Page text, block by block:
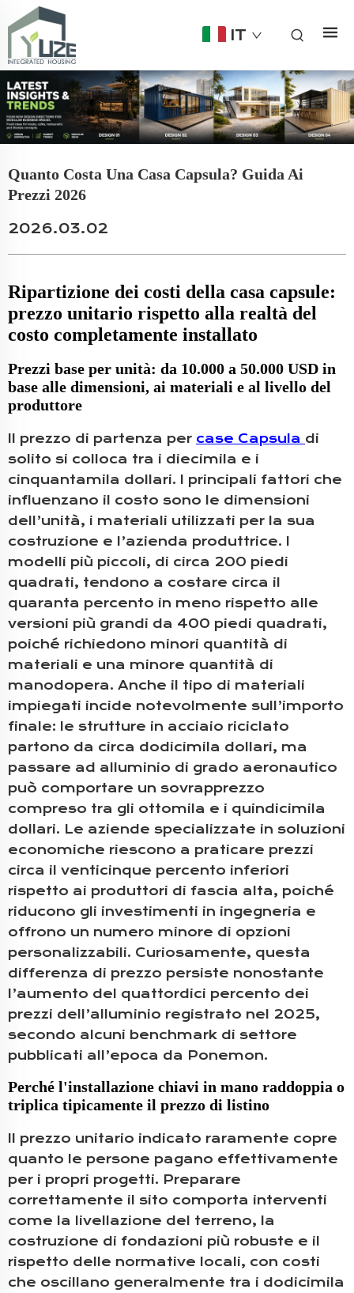
IT
Quanto Costa Una Casa Capsula? Guida Ai
Prezzi 2026
2026.03.02
Ripartizione dei costi della casa capsule:
prezzo unitario rispetto alla realtà del
costo completamente installato
Prezzi base per unità: da 10.000 a 50.000 USD in
base alle dimensioni, ai materiali e al livello del
produttore
Il prezzo di partenza per case Capsula di
solito si colloca tra i diecimila e i
cinquantamila dollari. I principali fattori che
influenzano il costo sono le dimensioni
dell’unità, i materiali utilizzati per la sua
costruzione e l’azienda produttrice. I
modelli più piccoli, di circa 200 piedi
quadrati, tendono a costare circa il
quaranta percento in meno rispetto alle
versioni più grandi da 400 piedi quadrati,
poiché richiedono minori quantità di
materiali e una minore quantità di
manodopera. Anche il tipo di materiali
impiegati incide notevolmente sull’importo
finale: le strutture in acciaio riciclato
partono da circa dodicimila dollari, ma
passare ad alluminio di grado aeronautico
può comportare un sovrapprezzo
compreso tra gli ottomila e i quindicimila
dollari. Le aziende specializzate in soluzioni
economiche riescono a praticare prezzi
circa il venticinque percento inferiori
rispetto ai produttori di fascia alta, poiché
riducono gli investimenti in ingegneria e
offrono un numero minore di opzioni
personalizzabili. Curiosamente, questa
differenza di prezzo persiste nonostante
l’aumento del quattordici percento dei
prezzi dell’alluminio registrato nel 2025,
secondo alcuni benchmark di settore
pubblicati all’epoca da Ponemon.
Perché l'installazione chiavi in mano raddoppia o
triplica tipicamente il prezzo di listino
Il prezzo unitario indicato raramente copre
quanto le persone pagano effettivamente
per i propri progetti. Preparare
correttamente il sito comporta interventi
come la livellazione del terreno, la
costruzione di fondazioni più robuste e il
rispetto delle normative locali, con costi
che oscillano generalmente tra i dodicimila